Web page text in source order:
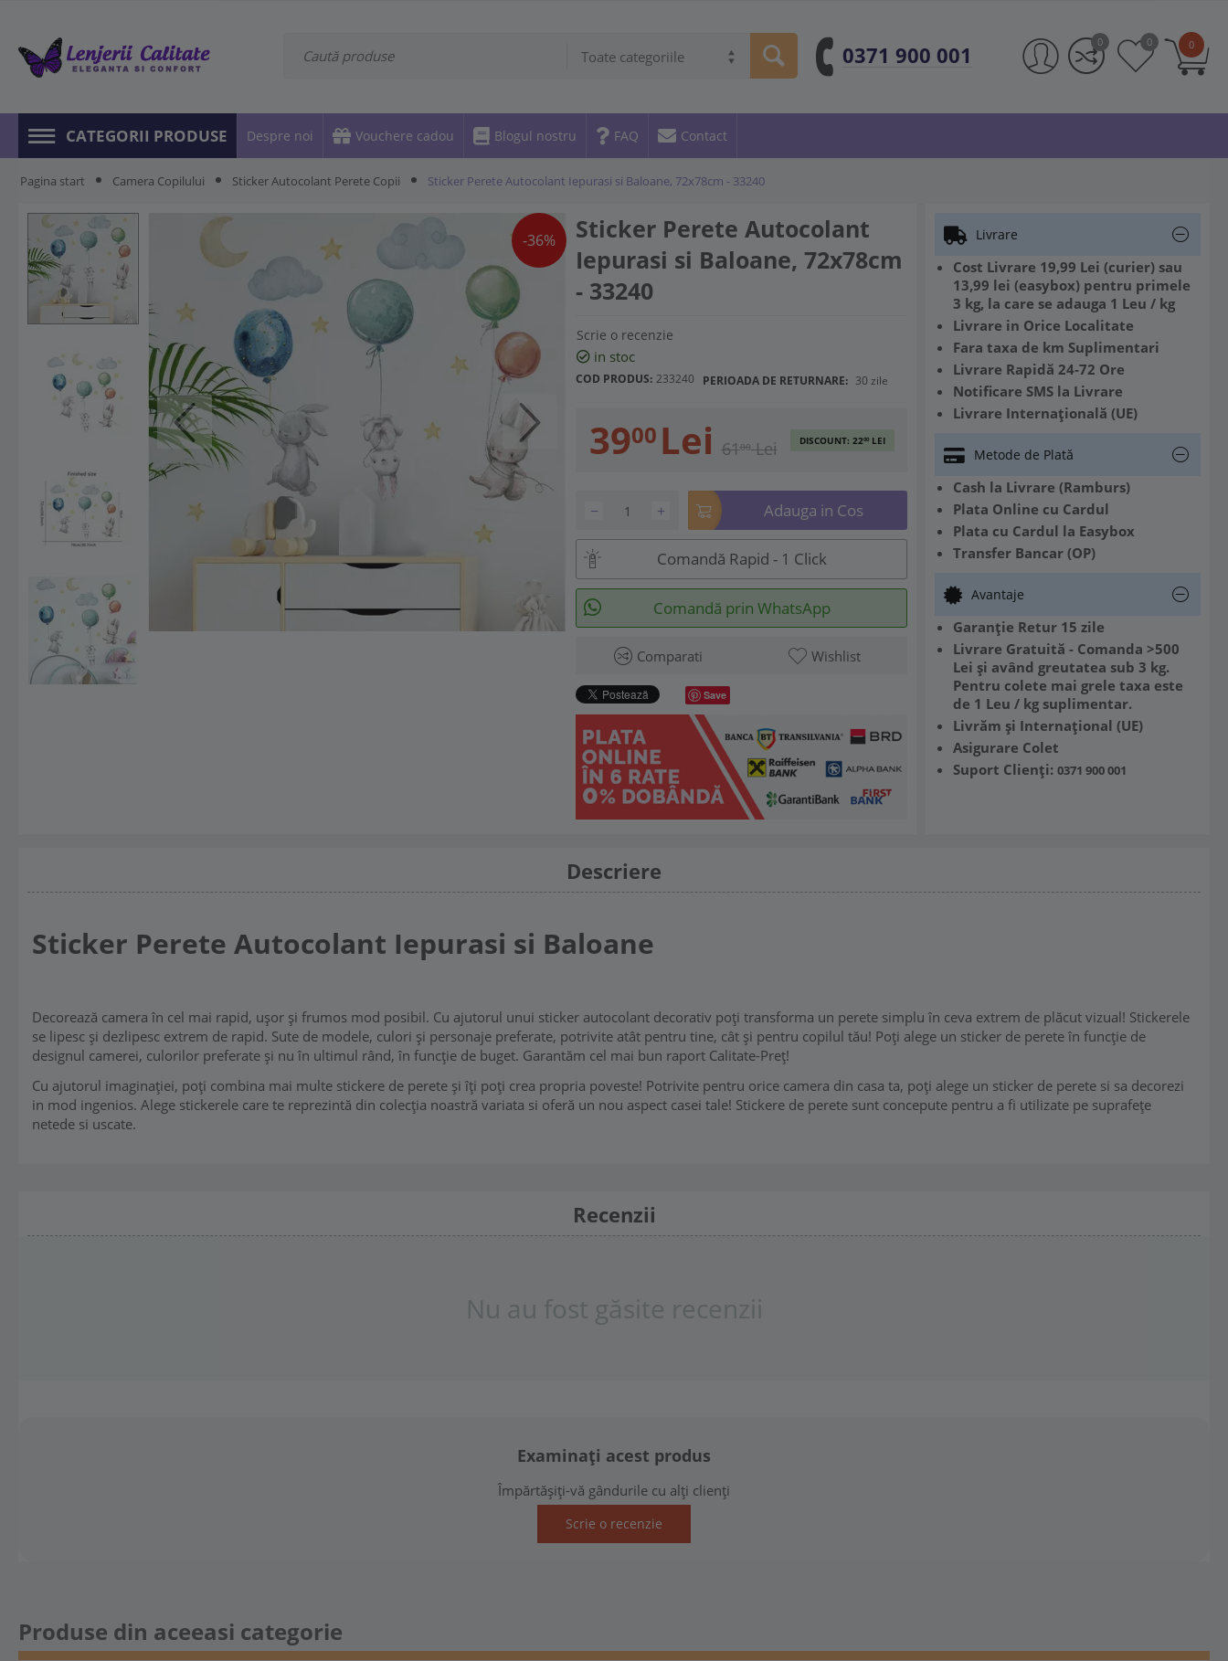
0371 900 001
Toate categoriile
0
0 0
CATEGORII PRODUSE Despre noi Vouchere cadou Blogul nostru FAQ Contact
Pagina start Camera Copilului Sticker Autocolant Perete Copii Sticker Perete Autocolant Iepurasi si Baloane, 72x78cm - 33240
-36%
Sticker Perete Autocolant
Iepurasi si Baloane, 72x78cm
- 33240
Scrie o recenzie
in stoc
COD PRODUS: 233240 PERIOADA DE RETURNARE: 30 zile
3900 Lei 6100 Lei DISCOUNT: 2200LEI
+
− Adauga in Cos
Comandă Rapid - 1 Click
Comandă prin WhatsApp
Comparati Wishlist
Save
Livrare
Cost Livrare 19,99 Lei (curier) sau
13,99 lei (easybox) pentru primele
3 kg, la care se adauga 1 Leu / kg
Livrare in Orice Localitate
Fara taxa de km Suplimentari
Livrare Rapidă 24-72 Ore
Notificare SMS la Livrare
Livrare Internațională (UE)
Metode de Plată
Cash la Livrare (Ramburs)
Plata Online cu Cardul
Plata cu Cardul la Easybox
Transfer Bancar (OP)
Avantaje
Garanție Retur 15 zile
Livrare Gratuită - Comanda >500
Lei și având greutatea sub 3 kg.
Pentru colete mai grele taxa este
de 1 Leu / kg suplimentar.
Livrăm și Internațional (UE)
Asigurare Colet
Suport Clienți: 0371 900 001
Descriere
Sticker Perete Autocolant Iepurasi si Baloane
Decorează camera în cel mai rapid, ușor și frumos mod posibil. Cu ajutorul unui sticker autocolant decorativ poți transforma un perete simplu în ceva extrem de plăcut vizual! Stickerele
se lipesc și dezlipesc extrem de rapid. Sute de modele, culori și personaje preferate, potrivite atât pentru tine, cât și pentru copilul tău! Poți alege un sticker de perete în funcție de
designul camerei, culorilor preferate și nu în ultimul rând, în funcție de buget. Garantăm cel mai bun raport Calitate-Preț!
Cu ajutorul imaginației, poți combina mai multe stickere de perete și îți poți crea propria poveste! Potrivite pentru orice camera din casa ta, poți alege un sticker de perete si sa decorezi
in mod ingenios. Alege stickerele care te reprezintă din colecția noastră variata si oferă un nou aspect casei tale! Stickere de perete sunt concepute pentru a fi utilizate pe suprafețe
netede si uscate.
Recenzii
Nu au fost găsite recenzii
Examinați acest produs
Împărtășiți-vă gândurile cu alți clienți
Scrie o recenzie
Produse din aceeasi categorie